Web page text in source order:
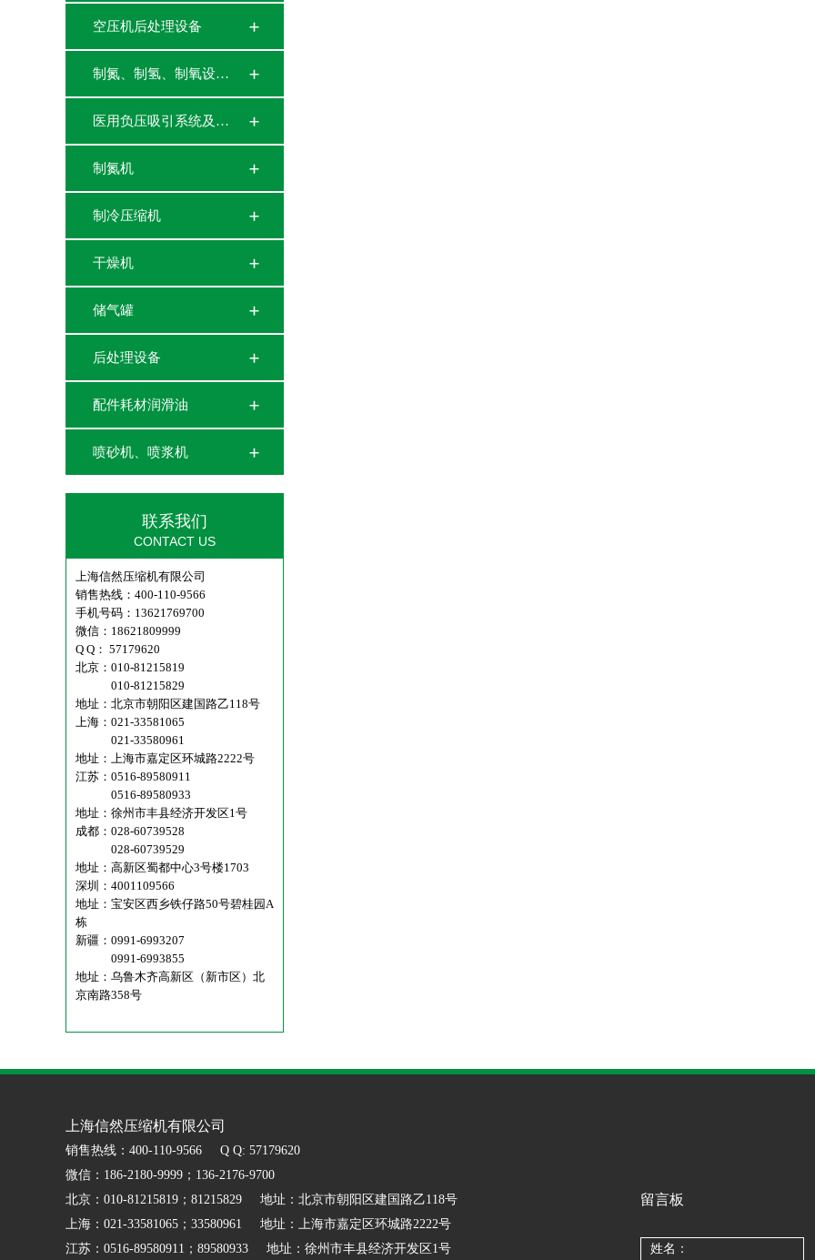
空压机后处理设备
制氮、制氢、制氧设…
医用负压吸引系统及…
制氮机
制冷压缩机
干燥机
储气罐
后处理设备
配件耗材润滑油
喷砂机、喷浆机
联系我们
CONTACT US
上海信然压缩机有限公司
销售热线：400-110-9566
手机号码：13621769700
微信：18621809999
Q Q： 57179620
北京：010-81215819
010-81215829
地址：北京市朝阳区建国路乙118号
上海：021-33581065
021-33580961
地址：上海市嘉定区环城路2222号
江苏：0516-89580911
0516-89580933
地址：徐州市丰县经济开发区1号
成都：028-60739528
028-60739529
地址：高新区蜀都中心3号楼1703
深圳：4001109566
地址：宝安区西乡铁仔路50号碧桂园A
栋
新疆：0991-6993207
0991-6993855
地址：乌鲁木齐高新区（新市区）北
京南路358号
上海信然压缩机有限公司
销售热线：400-110-9566 Q Q: 57179620
微信：186-2180-9999；136-2176-9700
北京：010-81215819；81215829 地址：北京市朝阳区建国路乙118号
上海：021-33581065；33580961 地址：上海市嘉定区环城路2222号
江苏：0516-89580911；89580933 地址：徐州市丰县经济开发区1号
留言板